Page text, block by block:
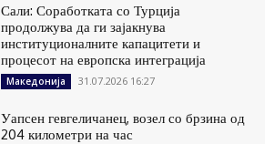
Сали: Соработката со Турција
продолжува да ги зајакнува
институционалните капацитети и
процесот на европска интеграција
Македонија 31.07.2026 16:27
Уапсен гевгеличанец, возел со брзина од
204 километри на час